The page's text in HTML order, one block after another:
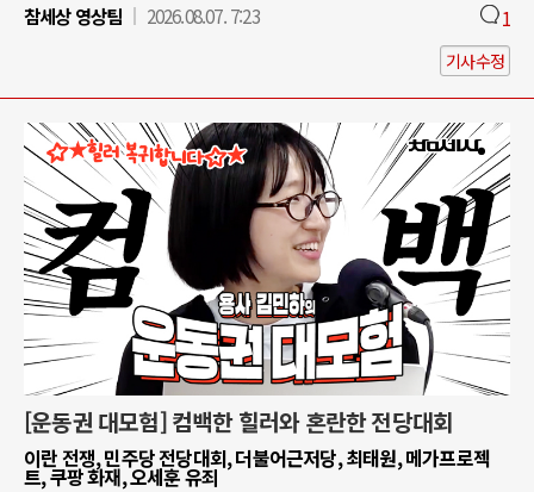
참세상 영상팀
2026.08.07. 7:23 1
기사수정
[운동권 대모험] 컴백한 힐러와 혼란한 전당대회
이란 전쟁, 민주당 전당대회, 더불어근저당, 최태원, 메가프로젝
트, 쿠팡 화재, 오세훈 유죄